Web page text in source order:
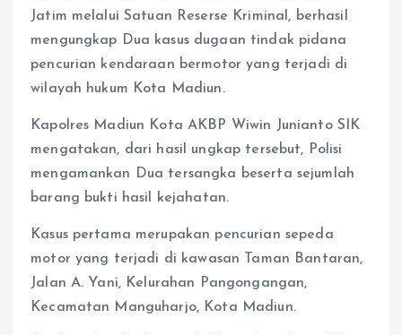
Jatim melalui Satuan Reserse Kriminal, berhasil
mengungkap Dua kasus dugaan tindak pidana
pencurian kendaraan bermotor yang terjadi di
wilayah hukum Kota Madiun.
Kapolres Madiun Kota AKBP Wiwin Junianto SIK
mengatakan, dari hasil ungkap tersebut, Polisi
mengamankan Dua tersangka beserta sejumlah
barang bukti hasil kejahatan.
Kasus pertama merupakan pencurian sepeda
motor yang terjadi di kawasan Taman Bantaran,
Jalan A. Yani, Kelurahan Pangongangan,
Kecamatan Manguharjo, Kota Madiun.